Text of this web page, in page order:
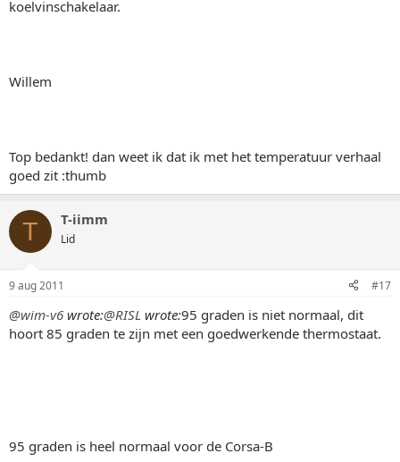
koelvinschakelaar.
Willem
Top bedankt! dan weet ik dat ik met het temperatuur verhaal
goed zit :thumb
T T-iimm
Lid
9 aug 2011 #17
@wim-v6 wrote:@RISL wrote:95 graden is niet normaal, dit
hoort 85 graden te zijn met een goedwerkende thermostaat.
95 graden is heel normaal voor de Corsa-B